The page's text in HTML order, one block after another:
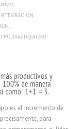
,
INTEGRACION,
,
, Uncategorized
productivos y
de manera
como: 1+1 = 3.
es el incremento de
para